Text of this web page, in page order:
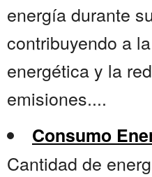
energía durante
contribuyendo a
energética y la
emisiones....
Consumo
Cantidad de